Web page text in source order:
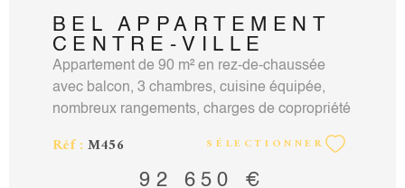
BEL APPARTEMENT
CENTRE-VILLE
Appartement de 90 m² en rez-de-chaussée
avec balcon, 3 chambres, cuisine équipée,
nombreux rangements, charges de copropriété
eau froide, chauffage au sol électrique
compris). Taxe foncière 2000 €. Une place de
Réf : M456 SÉLECTIONNER
92 650 €